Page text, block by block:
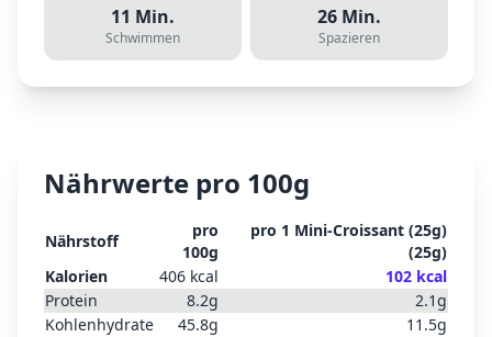
11 Min.
Schwimmen
26 Min.
Spazieren
Nährwerte pro 100g
Nährstoff
pro
100g
pro 1 Mini-Croissant (25g)
(25g)
Kalorien
406 kcal 102 kcal
Protein
8.2g 2.1g
Kohlenhydrate
45.8g 11.5g